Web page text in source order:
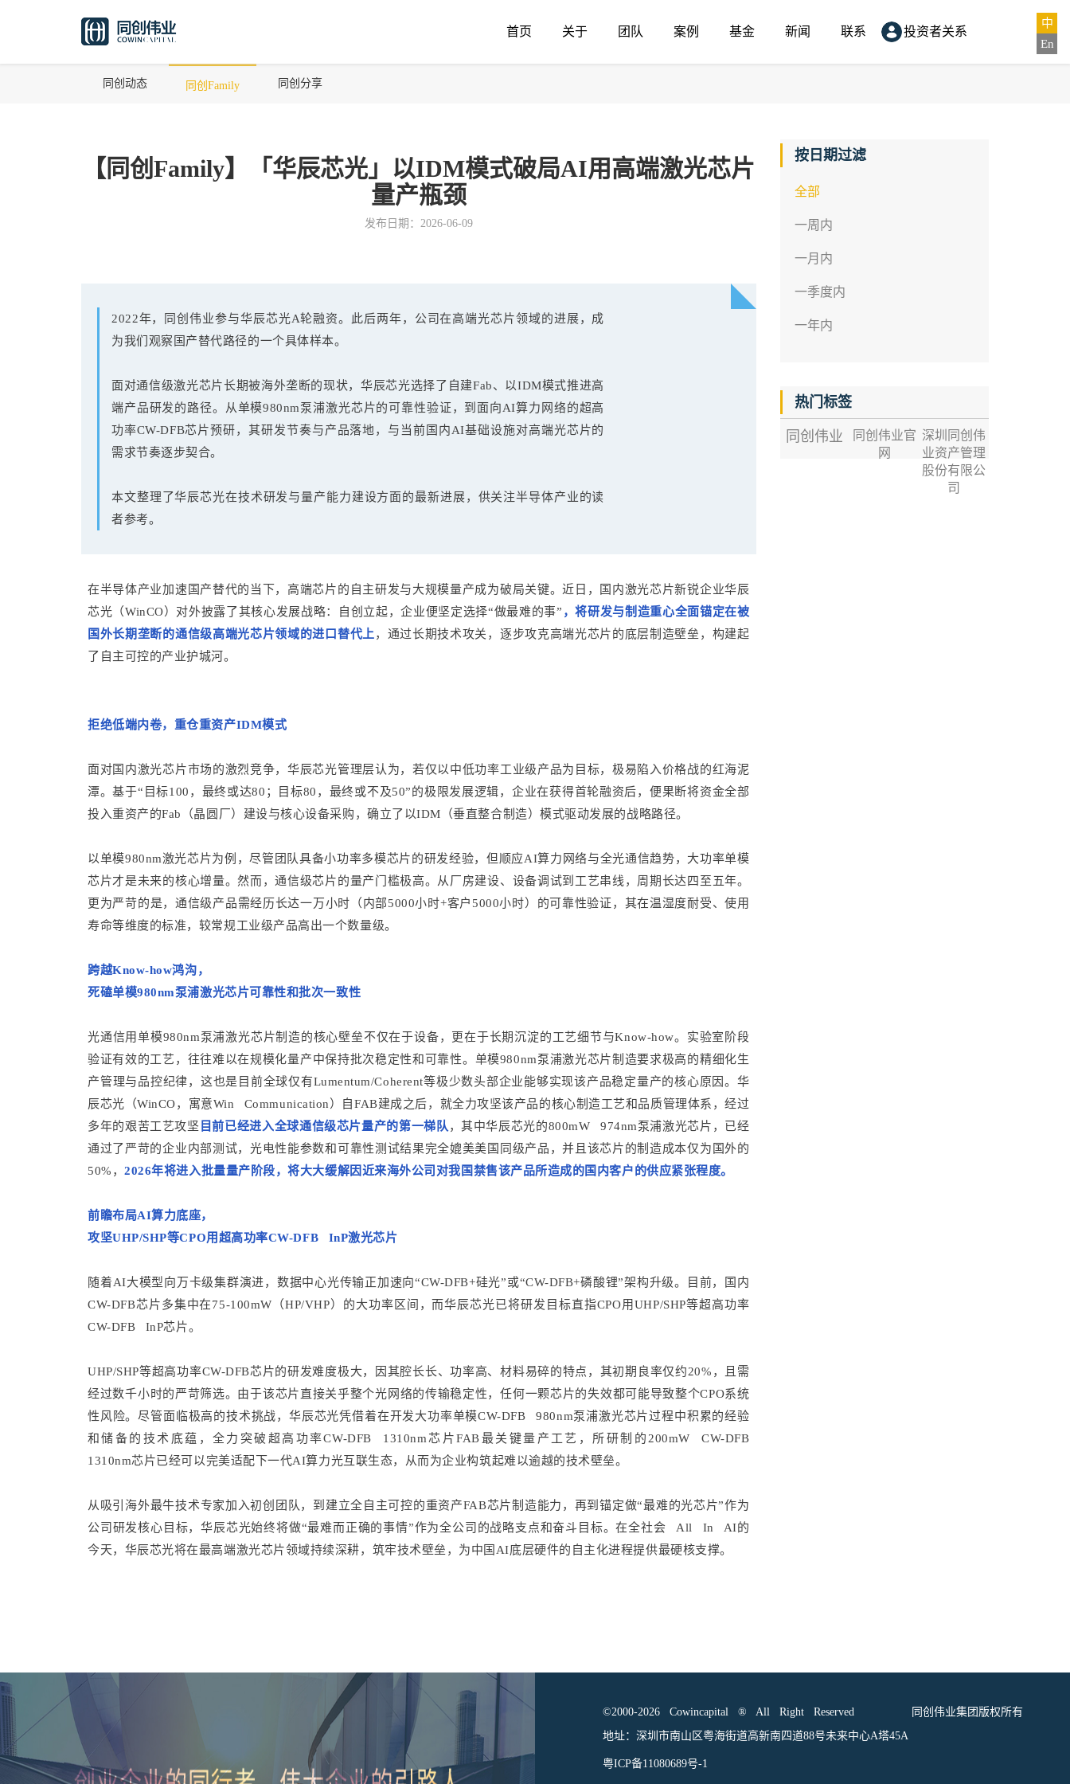
首页 关于 团队 案例 基金 新闻 联系 投资者关系
中
En
同创动态 同创Family 同创分享
【同创Family】「华辰芯光」以IDM模式破局AI用高端激光芯片
量产瓶颈
发布日期：2026-06-09
2022年，同创伟业参与华辰芯光A轮融资。此后两年，公司在高端光芯片领域的进展，成
为我们观察国产替代路径的一个具体样本。
面对通信级激光芯片长期被海外垄断的现状，华辰芯光选择了自建Fab、以IDM模式推进高
端产品研发的路径。从单模980nm泵浦激光芯片的可靠性验证，到面向AI算力网络的超高
功率CW-DFB芯片预研，其研发节奏与产品落地，与当前国内AI基础设施对高端光芯片的
需求节奏逐步契合。
本文整理了华辰芯光在技术研发与量产能力建设方面的最新进展，供关注半导体产业的读
者参考。
在半导体产业加速国产替代的当下，高端芯片的自主研发与大规模量产成为破局关键。近日，国内激光芯片新锐企业华辰
芯光（WinCO）对外披露了其核心发展战略：自创立起，企业便坚定选择“做最难的事” ，将研发与制造重心全面锚定在被
国外长期垄断的通信级高端光芯片领域的进口替代上 ，通过长期技术攻关，逐步攻克高端光芯片的底层制造壁垒，构建起
了自主可控的产业护城河。
拒绝低端内卷，重仓重资产IDM模式
面对国内激光芯片市场的激烈竞争，华辰芯光管理层认为，若仅以中低功率工业级产品为目标，极易陷入价格战的红海泥
潭。基于“目标100，最终或达80；目标80，最终或不及50”的极限发展逻辑，企业在获得首轮融资后，便果断将资金全部
投入重资产的Fab（晶圆厂）建设与核心设备采购，确立了以IDM（垂直整合制造）模式驱动发展的战略路径。
以单模980nm激光芯片为例，尽管团队具备小功率多模芯片的研发经验，但顺应AI算力网络与全光通信趋势，大功率单模
芯片才是未来的核心增量。然而，通信级芯片的量产门槛极高。从厂房建设、设备调试到工艺串线，周期长达四至五年。
更为严苛的是，通信级产品需经历长达一万小时（内部5000小时+客户5000小时）的可靠性验证，其在温湿度耐受、使用
寿命等维度的标准，较常规工业级产品高出一个数量级。
跨越Know-how鸿沟，
死磕单模980nm泵浦激光芯片可靠性和批次一致性
光通信用单模980nm泵浦激光芯片制造的核心壁垒不仅在于设备，更在于长期沉淀的工艺细节与Know-how。实验室阶段
验证有效的工艺，往往难以在规模化量产中保持批次稳定性和可靠性。单模980nm泵浦激光芯片制造要求极高的精细化生
产管理与品控纪律，这也是目前全球仅有Lumentum/Coherent等极少数头部企业能够实现该产品稳定量产的核心原因。华
辰芯光（WinCO，寓意Win Communication）自FAB建成之后，就全力攻坚该产品的核心制造工艺和品质管理体系，经过
多年的艰苦工艺攻坚 目前已经进入全球通信级芯片量产的第一梯队 ，其中华辰芯光的800mW 974nm泵浦激光芯片，已经
通过了严苛的企业内部测试，光电性能参数和可靠性测试结果完全媲美美国同级产品，并且该芯片的制造成本仅为国外的
50%，2026年将进入批量量产阶段，将大大缓解因近来海外公司对我国禁售该产品所造成的国内客户的供应紧张程度。
前瞻布局AI算力底座，
攻坚UHP/SHP等CPO用超高功率CW-DFB InP激光芯片
随着AI大模型向万卡级集群演进，数据中心光传输正加速向“CW-DFB+硅光”或“CW-DFB+磷酸锂”架构升级。目前，国内
CW-DFB芯片多集中在75-100mW（HP/VHP）的大功率区间，而华辰芯光已将研发目标直指CPO用UHP/SHP等超高功率
CW-DFB InP芯片。
UHP/SHP等超高功率CW-DFB芯片的研发难度极大，因其腔长长、功率高、材料易碎的特点，其初期良率仅约20%，且需
经过数千小时的严苛筛选。由于该芯片直接关乎整个光网络的传输稳定性，任何一颗芯片的失效都可能导致整个CPO系统
性风险。尽管面临极高的技术挑战，华辰芯光凭借着在开发大功率单模CW-DFB 980nm泵浦激光芯片过程中积累的经验
和储备的技术底蕴，全力突破超高功率CW-DFB 1310nm芯片FAB最关键量产工艺，所研制的200mW CW-DFB
1310nm芯片已经可以完美适配下一代AI算力光互联生态，从而为企业构筑起难以逾越的技术壁垒。
从吸引海外最牛技术专家加入初创团队，到建立全自主可控的重资产FAB芯片制造能力，再到锚定做“最难的光芯片”作为
公司研发核心目标，华辰芯光始终将做“最难而正确的事情”作为全公司的战略支点和奋斗目标。在全社会 All In AI的
今天，华辰芯光将在最高端激光芯片领域持续深耕，筑牢技术壁垒，为中国AI底层硬件的自主化进程提供最硬核支撑。
按日期过滤
全部
一周内
一月内
一季度内
一年内
热门标签
同创伟业
同创伟业官
网
深圳同创伟
业资产管理
股份有限公
司
©2000-2026 Cowincapital ® All Right Reserved 同创伟业集团版权所有
地址：深圳市南山区粤海街道高新南四道88号未来中心A塔45A
粤ICP备11080689号-1